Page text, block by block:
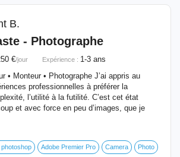
B.
- Photographe
€/jour Expérience : 1-3 ans
• Monteur • Photographe J’ai appris au
professionnelles à préférer la
l’utilité à la futilité. C’est cet état
et avec force en peu d’images, que je
photoshop Adobe Premier Pro Camera Photo